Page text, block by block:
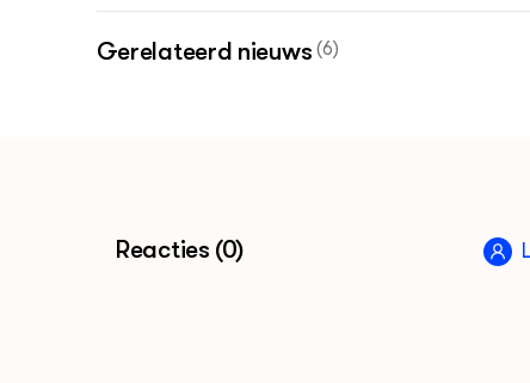
Gerelateerd nieuws (6)
Reacties (0)